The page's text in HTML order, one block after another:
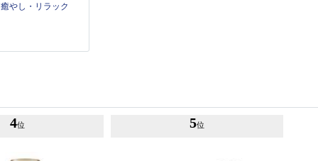
|癒やし・リラック
4位 5位